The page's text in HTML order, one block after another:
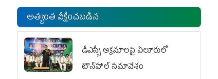
అత్యంత వీక్షించబడిన
డీఎస్సీ అక్రమాలపై ఏలూరులో
టౌన్‌హాల్ సమావేశం